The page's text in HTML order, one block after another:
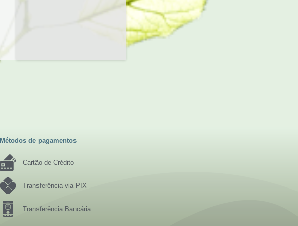
Métodos de pagamentos
Cartão de Crédito
Transferência via PIX
Transferência Bancária